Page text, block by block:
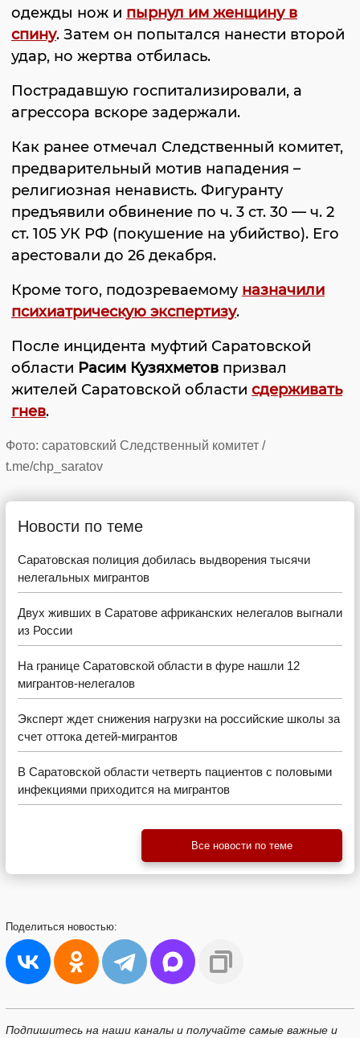
одежды нож и пырнул им женщину в
спину. Затем он попытался нанести второй
удар, но жертва отбилась.
Пострадавшую госпитализировали, а
агрессора вскоре задержали.
Как ранее отмечал Следственный комитет,
предварительный мотив нападения –
религиозная ненависть. Фигуранту
предъявили обвинение по ч. 3 ст. 30 — ч. 2
ст. 105 УК РФ (покушение на убийство). Его
арестовали до 26 декабря.
Кроме того, подозреваемому назначили
психиатрическую экспертизу.
После инцидента муфтий Саратовской
области Расим Кузяхметов призвал
жителей Саратовской области сдерживать
гнев.
Фото: саратовский Следственный комитет /
t.me/chp_saratov
Новости по теме
Саратовская полиция добилась выдворения тысячи
нелегальных мигрантов
Двух живших в Саратове африканских нелегалов выгнали
из России
На границе Саратовской области в фуре нашли 12
мигрантов-нелегалов
Эксперт ждет снижения нагрузки на российские школы за
счет оттока детей-мигрантов
В Саратовской области четверть пациентов с половыми
инфекциями приходится на мигрантов
Все новости по теме
Поделиться новостью:
Подпишитесь на наши каналы и получайте самые важные и